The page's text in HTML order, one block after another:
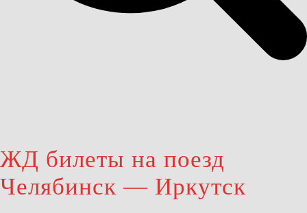
ЖД билеты на поезд
Челябинск — Иркутск